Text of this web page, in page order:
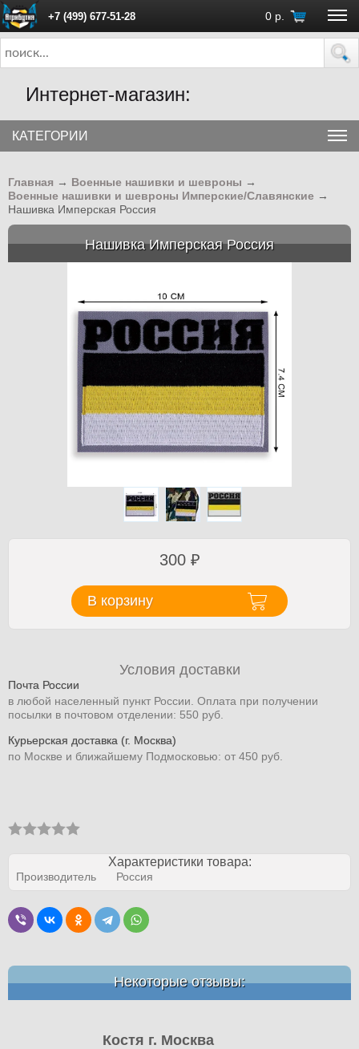
+7 (499) 677-51-28 0 р.
ПН - ПТ с 10:00 до 18:00 (Москва)
Интернет-магазин:
КАТЕГОРИИ
Главная → Военные нашивки и шевроны →
Военные нашивки и шевроны Имперские/Славянские →
Нашивка Имперская Россия
Нашивка Имперская Россия
300 ₽
В корзину
Условия доставки
Почта России
в любой населенный пункт России. Оплата при получении
посылки в почтовом отделении: 550 руб.
Курьерская доставка (г. Москва)
по Москве и ближайшему Подмосковью: от 450 руб.
Характеристики товара:
Производитель Россия
Некоторые отзывы:
Костя г. Москва